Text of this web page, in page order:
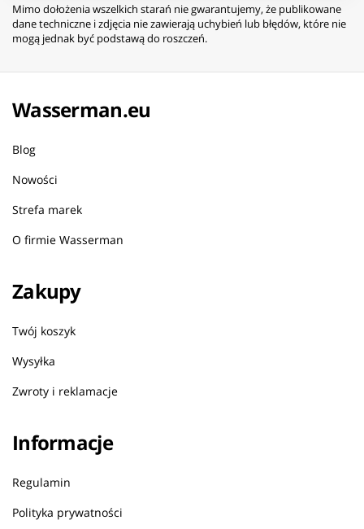
Mimo dołożenia wszelkich starań nie gwarantujemy, że publikowane
dane techniczne i zdjęcia nie zawierają uchybień lub błędów, które nie
mogą jednak być podstawą do roszczeń.
Wasserman.eu
Blog
Nowości
Strefa marek
O firmie Wasserman
Zakupy
Twój koszyk
Wysyłka
Zwroty i reklamacje
Informacje
Regulamin
Polityka prywatności